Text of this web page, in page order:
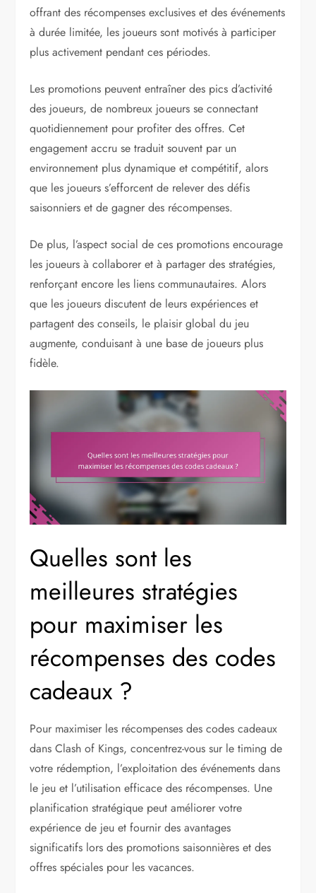
offrant des récompenses exclusives et des événements
à durée limitée, les joueurs sont motivés à participer
plus activement pendant ces périodes.
Les promotions peuvent entraîner des pics d’activité
des joueurs, de nombreux joueurs se connectant
quotidiennement pour profiter des offres. Cet
engagement accru se traduit souvent par un
environnement plus dynamique et compétitif, alors
que les joueurs s’efforcent de relever des défis
saisonniers et de gagner des récompenses.
De plus, l’aspect social de ces promotions encourage
les joueurs à collaborer et à partager des stratégies,
renforçant encore les liens communautaires. Alors
que les joueurs discutent de leurs expériences et
partagent des conseils, le plaisir global du jeu
augmente, conduisant à une base de joueurs plus
fidèle.
Quelles sont les
meilleures stratégies
pour maximiser les
récompenses des codes
cadeaux ?
Pour maximiser les récompenses des codes cadeaux
dans Clash of Kings, concentrez-vous sur le timing de
votre rédemption, l’exploitation des événements dans
le jeu et l’utilisation efficace des récompenses. Une
planification stratégique peut améliorer votre
expérience de jeu et fournir des avantages
significatifs lors des promotions saisonnières et des
offres spéciales pour les vacances.